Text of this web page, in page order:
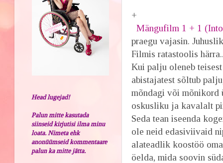
+
Mängufilm 1 + 1
praegu vajasin.
Filmis ratastoolis
Kui palju oleneb
abistajatest sõltub
mõndagi või mõnikord
oskusliku ja kavalalt
Seda tean iseenda
ole neid edasiviivaid
alateadlik koostöö
öelda, mida soovin
Head lugejad!
Palun mitte kasutada
siinseid kirjutisi ilma minu
loata. Nimeta ehk
anonüümseid kommentaare
palun ka mitte jätta.